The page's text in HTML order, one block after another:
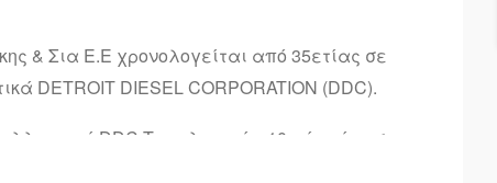
& Σια Ε.Ε χρονολογείται από 35ετίας σε
DETROIT DIESEL CORPORATION (DDC).
DDC.Tη τελευταία 10ετία είμαστε